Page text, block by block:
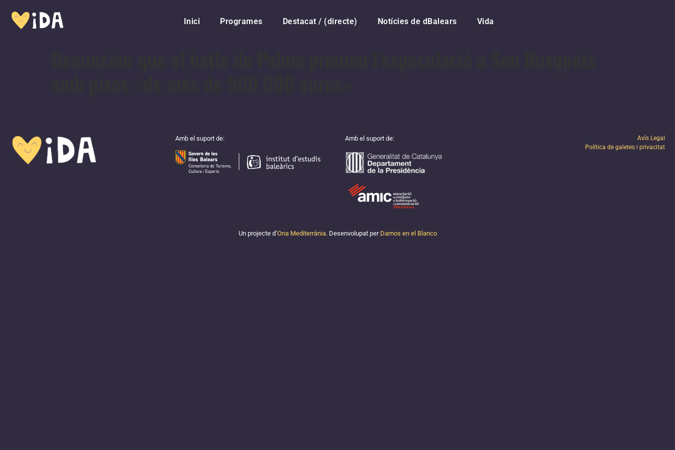
Inici Programes Destacat / (directe) Notícies de dBalears Vida
Amb el suport de: Amb el suport de:
Avís Legal
Política de galetes i privacitat
Un projecte d’Ona Mediterrània.Desenvolupat per Damos en el Blanco